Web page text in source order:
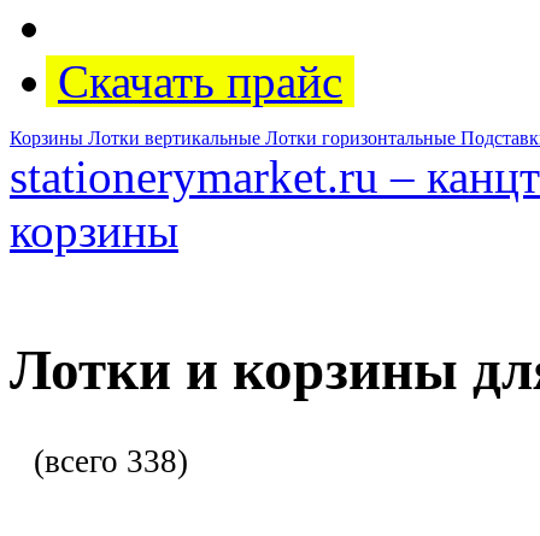
Скачать прайс
Корзины Лотки вертикальные Лотки горизонтальные
stationerymarket.ru –
корзины
Лотки и корзины
(всего 338)